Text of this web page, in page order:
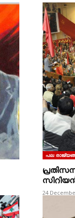
പല
സിറിയൻ
24